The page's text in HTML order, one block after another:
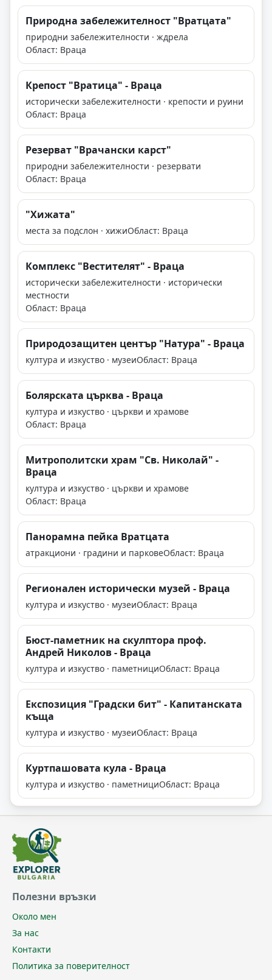
Природна забележителност "Вратцата"
природни забележителности · ждрела
Област: Враца
Крепост "Вратица" - Враца
исторически забележителности · крепости и руини
Област: Враца
Резерват "Врачански карст"
природни забележителности · резервати
Област: Враца
"Хижата"
места за подслон · хижиОбласт: Враца
Комплекс "Вестителят" - Враца
исторически забележителности · исторически
местности
Област: Враца
Природозащитен център "Натура" - Враца
култура и изкуство · музеиОбласт: Враца
Болярската църква - Враца
култура и изкуство · църкви и храмове
Област: Враца
Митрополитски храм "Св. Николай" -
Враца
култура и изкуство · църкви и храмове
Област: Враца
Панорамна пейка Вратцата
атракциони · градини и парковеОбласт: Враца
Регионален исторически музей - Враца
култура и изкуство · музеиОбласт: Враца
Бюст-паметник на скулптора проф.
Андрей Николов - Враца
култура и изкуство · паметнициОбласт: Враца
Експозиция "Градски бит" - Капитанската
къща
култура и изкуство · музеиОбласт: Враца
Куртпашовата кула - Враца
култура и изкуство · паметнициОбласт: Враца
Полезни връзки
Около мен
За нас
Контакти
Политика за поверителност